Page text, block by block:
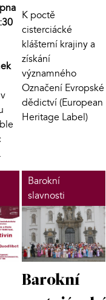
K poctě
cisterciácké
klášterní krajiny a
získání
významného
Označení Evropské
dědictví (European
Heritage Label)
Barokní
slavnosti
Barokní